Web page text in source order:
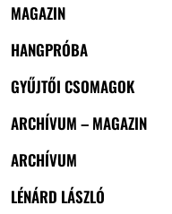
MAGAZIN
HANGPRÓBA
GYŰJTŐI CSOMAGOK
ARCHÍVUM – MAGAZIN
ARCHÍVUM
LÉNÁRD LÁSZLÓ